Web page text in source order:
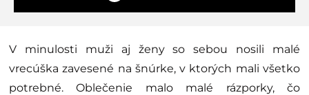
V minulosti muži aj ženy so sebou nosili malé
vrecúška zavesené na šnúrke, v ktorých mali všetko
potrebné. Oblečenie malo malé rázporky, čo